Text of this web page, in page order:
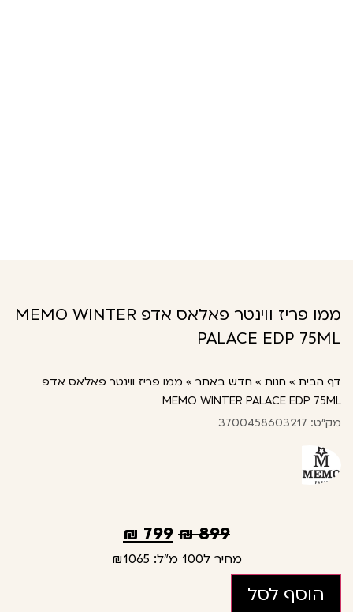
ממו פריז ווינטר פאלאס אדפ MEMO WINTER
PALACE EDP 75ML
דף הבית » חנות » חדש באתר » ממו פריז ווינטר פאלאס אדפ
MEMO WINTER PALACE EDP 75ML
מק"ט: 3700458603217
899
₪
799
₪
מחיר ל100 מ"ל: ₪1065
הוסף לסל